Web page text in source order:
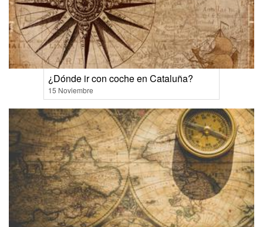
¿Dónde ir con coche en Cataluña?
15 Noviembre